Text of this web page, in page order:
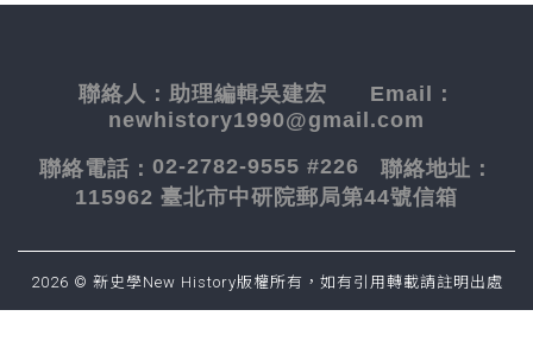
聯絡人： 助理編輯吳建宏 Email：
newhistory1990@gmail.com
聯絡電話： 02-2782-9555 #226 聯絡地址：
115962 臺北市中研院郵局第44號信箱
2026 © 新史學New History版權所有，如有引用轉載請註明出處